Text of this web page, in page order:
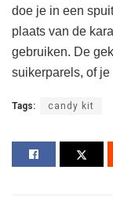
doe je in een
plaats van de
gebruiken. De
suikerparels, of
Tags: candy kit